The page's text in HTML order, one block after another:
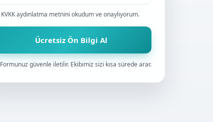
KVKK aydınlatma metnini okudum ve onaylıyorum.
Ücretsiz Ön Bilgi Al
Formunuz güvenle iletilir. Ekibimiz sizi kısa sürede arar.